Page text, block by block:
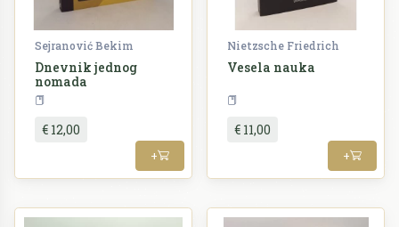
Sejranović Bekim
Dnevnik jednog
nomada
€ 12,00
+
Nietzsche Friedrich
Vesela nauka
€ 11,00
+